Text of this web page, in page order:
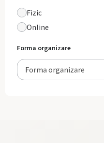
Fizic
Online
Forma organizare
Forma organizare